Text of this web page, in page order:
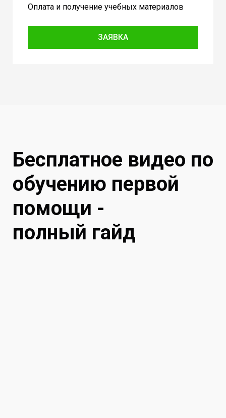
Оплата и получение учебных материалов
ЗАЯВКА
Бесплатное видео по
обучению первой
помощи -
полный гайд